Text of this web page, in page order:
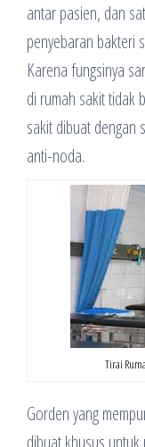
antar pasien, dan
penyebaran bakteri
Karena fungsinya
di rumah sakit tidak
sakit dibuat dengan
anti-noda.
Tirai
Gorden yang